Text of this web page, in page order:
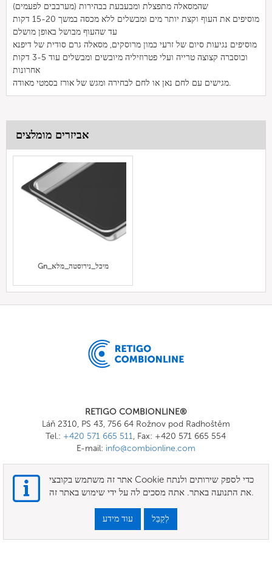
שהמסאלה מתפצלת ומבעבעת בבהירות (מערבבים לפעמים)
מוסיפים את העוף וקצת יותר מים ומבשלים ללא מכסה במשך 15-20 דקות
עד שהעוף מבושל באופן מושלם
מוסיפים נגיעות סיום של זרעי כמון מרוסקים, מסאלה גרם סודית של דיפנא
וכוסברה קצוצה טרייה ועלי פטרוזיליה מיובשים ומבשלים עוד 3-5 דקות
אחרונות
מגישים עם לחם נאן או לחם לבחירה ומגש של אורז בסמטי מאודה.
אביזרים מומלצים
Gn_מיכל_נירוסטה_מלא
RETIGO COMBIONLINE®
Láň 2310, PS 43, 756 64 Rožnov pod Radhoštěm
Tel.: +420 571 665 511, Fax: +420 571 665 554
E-mail: info@combionline.com
OnlineMenu
תנאים
אתר זה משתמש בקובצי Cookie כדי לספק שירותים ולנתח
את התנועה באתר. אתה מסכים לה על ידי שימוש באתר זה.
עוד מידע לְקַבֵּל